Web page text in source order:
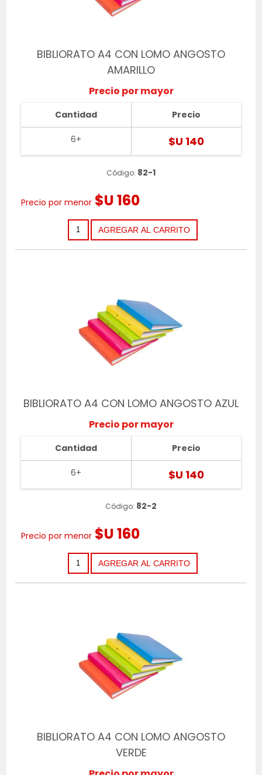
BIBLIORATO A4 CON LOMO ANGOSTO
AMARILLO
Precio por mayor
Cantidad
6+
Precio
$U 140
Código: 82-1
Precio por menor $U 160
BIBLIORATO A4 CON LOMO ANGOSTO AZUL
Precio por mayor
Cantidad
6+
Precio
$U 140
Código: 82-2
Precio por menor $U 160
BIBLIORATO A4 CON LOMO ANGOSTO
VERDE